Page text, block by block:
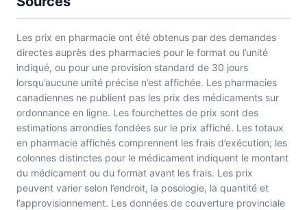
Les prix en pharmacie ont été obtenus par des demandes
directes auprès des pharmacies pour le format ou l’unité
indiqué, ou pour une provision standard de 30 jours
lorsqu’aucune unité précise n’est affichée. Les pharmacies
canadiennes ne publient pas les prix des médicaments sur
ordonnance en ligne. Les fourchettes de prix sont des
estimations arrondies fondées sur le prix affiché. Les totaux
en pharmacie affichés comprennent les frais d’exécution; les
colonnes distinctes pour le médicament indiquent le montant
du médicament ou du format avant les frais. Les prix
peuvent varier selon l’endroit, la posologie, la quantité et
l’approvisionnement. Les données de couverture provinciale